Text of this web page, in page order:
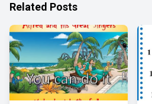
Related Posts